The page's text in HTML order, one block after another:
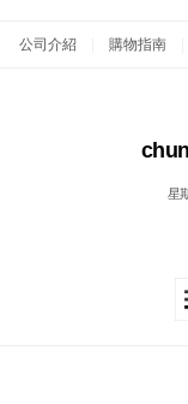
公司介紹 購物指南
星